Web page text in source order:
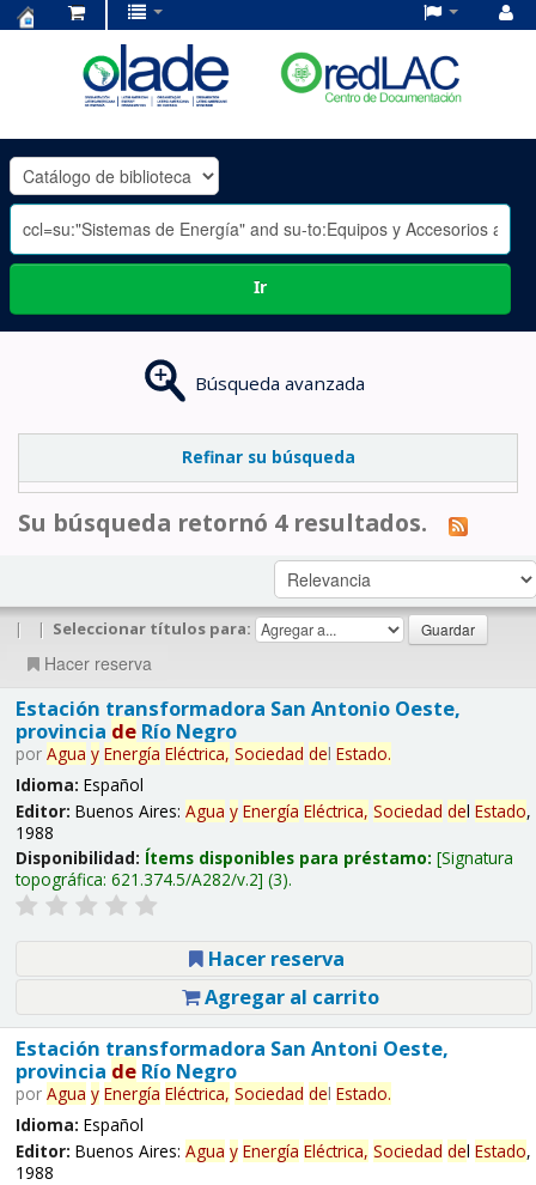
OLADE
-
Ir
Búsqueda avanzada
Refinar su búsqueda
Su búsqueda retornó 4 resultados.
| | Seleccionar títulos para:
Hacer reserva
Estación transformadora San Antonio Oeste,
provincia deRío Negro
por Agua y Energía Eléctrica, Sociedad del Estado.
Idioma: Español
Editor: Buenos Aires: Agua y Energía Eléctrica, Sociedad del Estado,
1988
Disponibilidad: Ítems disponibles para préstamo: Signatura
topográfica: 621.374.5/A282/v.2 (3).
Hacer reserva
Agregar al carrito
Estación transformadora San Antoni Oeste,
provincia deRío Negro
por Agua y Energía Eléctrica, Sociedad del Estado.
Idioma: Español
Editor: Buenos Aires: Agua y Energía Eléctrica, Sociedad del Estado,
1988